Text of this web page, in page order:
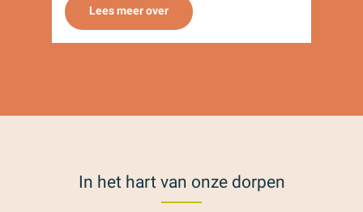
Lees meer over
In het hart van onze dorpen